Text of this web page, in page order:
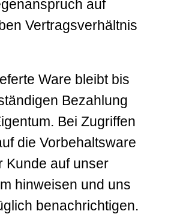
auf
Vertragsverhältnis
Ware bleibt bis
Bezahlung
Bei Zugriffen
die Vorbehaltsware
Kunde auf unser
hinweisen und uns
benachrichtigen.